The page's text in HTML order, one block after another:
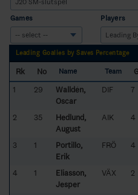
Games Players
Leading Goalies by Saves Percentage
Rk No Name Team
1
29
Walldén,
Oscar
DIF 7
2 35
Hedlund,
August
AIK 4
3 1
Portillo,
Erik
FRÖ 4
4 1
Eliasson,
Jesper
VÄX 2